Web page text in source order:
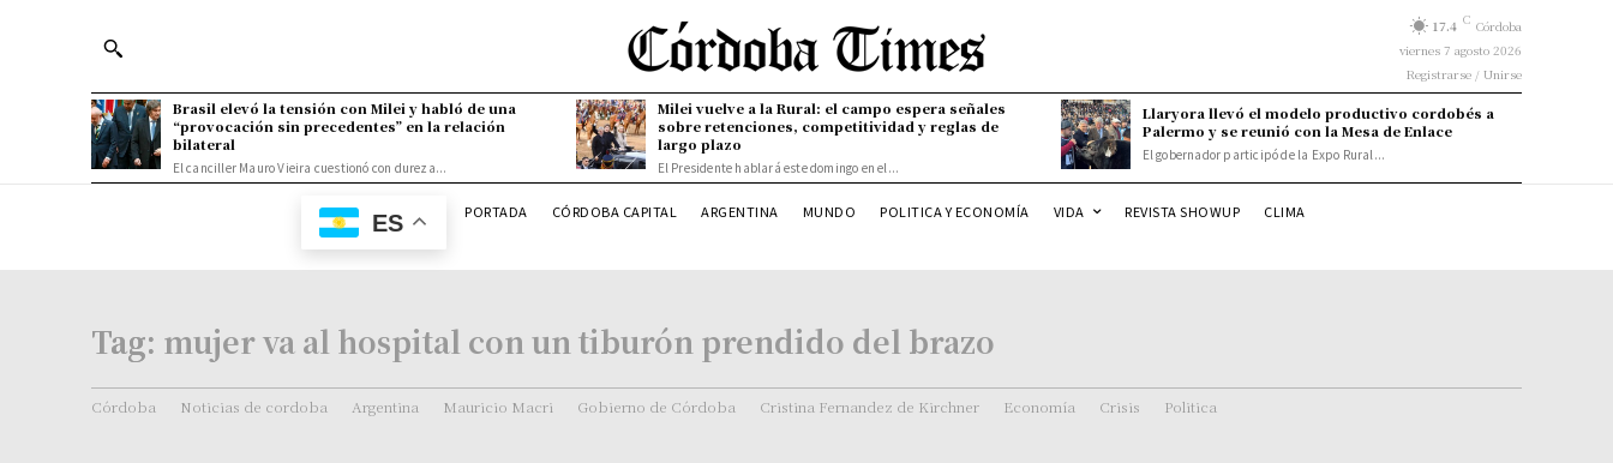
17.4 C Córdoba
viernes 7 agosto 2026
Registrarse / Unirse
Brasil elevó la tensión con Milei y habló de una
“provocación sin precedentes” en la relación
bilateral
El canciller Mauro Vieira cuestionó con dureza...
Milei vuelve a la Rural: el campo espera señales
sobre retenciones, competitividad y reglas de
largo plazo
El Presidente hablará este domingo en el...
Llaryora llevó el modelo productivo cordobés a
Palermo y se reunió con la Mesa de Enlace
El gobernador participó de la Expo Rural...
ES PORTADA CÓRDOBA CAPITAL ARGENTINA MUNDO POLITICA Y ECONOMÍA VIDA REVISTA SHOWUP CLIMA
Tag: mujer va al hospital con un tiburón prendido del brazo
Córdoba Noticias de cordoba Argentina Mauricio Macri Gobierno de Córdoba Cristina Fernandez de Kirchner Economía Crisis Politica